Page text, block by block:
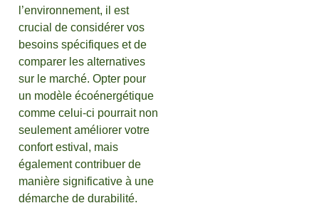
l’environnement, il est
crucial de considérer vos
besoins spécifiques et de
comparer les alternatives
sur le marché. Opter pour
un modèle écoénergétique
comme celui-ci pourrait non
seulement améliorer votre
confort estival, mais
également contribuer de
manière significative à une
démarche de durabilité.